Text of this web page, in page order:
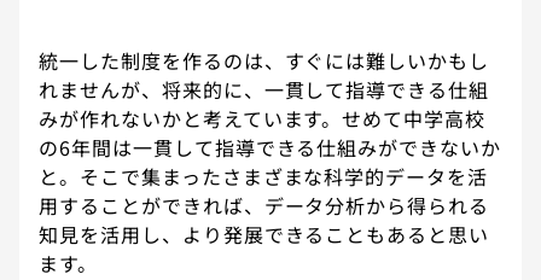
統一した制度を作るのは、すぐには難しいかもし
れませんが、将来的に、一貫して指導できる仕組
みが作れないかと考えています。せめて中学高校
の6年間は一貫して指導できる仕組みができないか
と。そこで集まったさまざまな科学的データを活
用することができれば、データ分析から得られる
知見を活用し、より発展できることもあると思い
ます。